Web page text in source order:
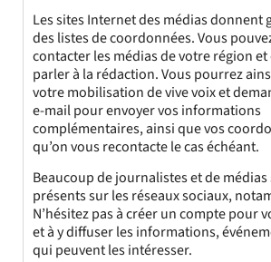
Les sites Internet des médias donnent
des listes de coordonnées. Vous
contacter les médias de votre région
parler à la rédaction. Vous pourrez
votre mobilisation de vive voix et
e-mail pour envoyer vos informations
complémentaires, ainsi que vos
qu’on vous recontacte le cas échéant.
Beaucoup de journalistes et de
présents sur les réseaux sociaux,
N’hésitez pas à créer un compte pour
et à y diffuser les informations,
qui peuvent les intéresser.